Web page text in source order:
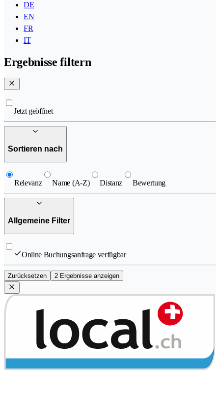
DE
EN
FR
IT
Ergebnisse filtern
Jetzt geöffnet
Sortieren nach
Relevanz Name (A-Z) Distanz Bewertung
Allgemeine Filter
Online Buchungsanfrage verfügbar
Zurücksetzen 2 Ergebnisse anzeigen